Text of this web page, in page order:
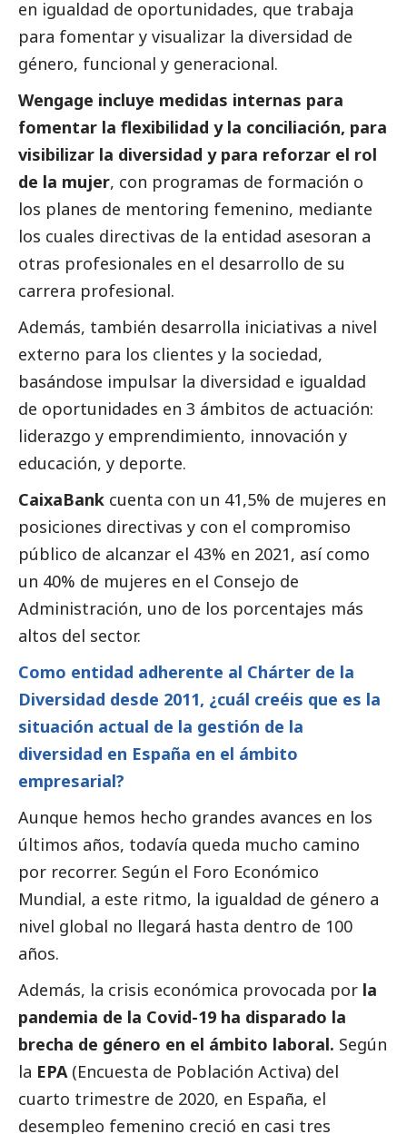
en igualdad de oportunidades, que trabaja
para fomentar y visualizar la diversidad de
género, funcional y generacional.
Wengage incluye medidas internas para
fomentar la flexibilidad y la conciliación, para
visibilizar la diversidad y para reforzar el rol
de la mujer, con programas de formación o
los planes de mentoring femenino, mediante
los cuales directivas de la entidad asesoran a
otras profesionales en el desarrollo de su
carrera profesional.
Además, también desarrolla iniciativas a nivel
externo para los clientes y la sociedad,
basándose impulsar la diversidad e igualdad
de oportunidades en 3 ámbitos de actuación:
liderazgo y emprendimiento, innovación y
educación, y deporte.
CaixaBank cuenta con un 41,5% de mujeres en
posiciones directivas y con el compromiso
público de alcanzar el 43% en 2021, así como
un 40% de mujeres en el Consejo de
Administración, uno de los porcentajes más
altos del sector.
Como entidad adherente al Chárter de la
Diversidad desde 2011, ¿cuál creéis que es la
situación actual de la gestión de la
diversidad en España en el ámbito
empresarial?
Aunque hemos hecho grandes avances en los
últimos años, todavía queda mucho camino
por recorrer. Según el Foro Económico
Mundial, a este ritmo, la igualdad de género a
nivel global no llegará hasta dentro de 100
años.
Además, la crisis económica provocada por la
pandemia de la Covid-19 ha disparado la
brecha de género en el ámbito laboral. Según
la EPA (Encuesta de Población Activa) del
cuarto trimestre de 2020, en España, el
desempleo femenino creció en casi tres